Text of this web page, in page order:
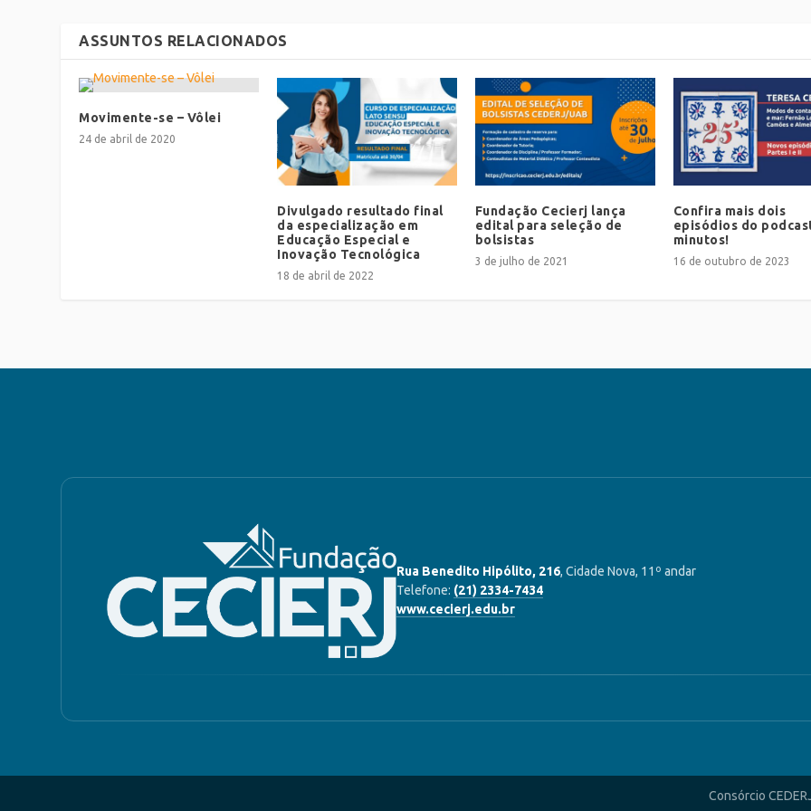
ASSUNTOS RELACIONADOS
Movimente-se – Vôlei
24 de abril de 2020
Divulgado resultado final
da especialização em
Educação Especial e
Inovação Tecnológica
18 de abril de 2022
Fundação Cecierj lança
edital para seleção de
bolsistas
3 de julho de 2021
Confira mais dois
episódios do
minutos!
16 de outubro de 2023
Rua Benedito Hipólito, 216, Cidade Nova, 11º andar
Telefone: (21) 2334-7434
www.cecierj.edu.br
Consórcio